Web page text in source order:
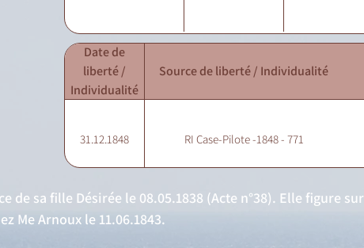
Date de
liberté /
Individualité
Source de liberté / Individualité
31.12.1848 RI Case-Pilote -1848 - 771
de sa fille Désirée le 08.05.1838 (Acte n°38). Elle figure sur
Me Arnoux le 11.06.1843.